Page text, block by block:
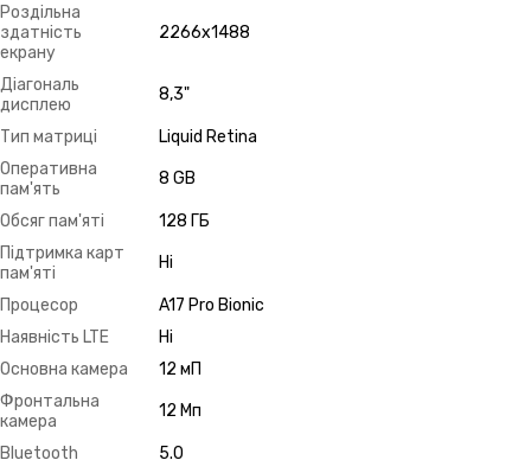
Роздільна
здатність
екрану
2266x1488
Діагональ
дисплею
8,3"
Тип матриці
Liquid Retina
Оперативна
пам'ять
8 GB
Обсяг пам'яті
128 ГБ
Підтримка карт
пам'яті
Ні
Процесор
A17 Pro Bionic
Наявність LTE
Ні
Основна камера
12 мП
Фронтальна
камера
12 Мп
Bluetooth
5.0